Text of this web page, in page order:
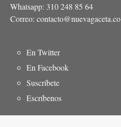
Whatsapp: 310 248 85 64
Correo: contacto@nuevagaceta.co
Menú
del
pie
En Twitter
En Facebook
Suscríbete
Escríbenos